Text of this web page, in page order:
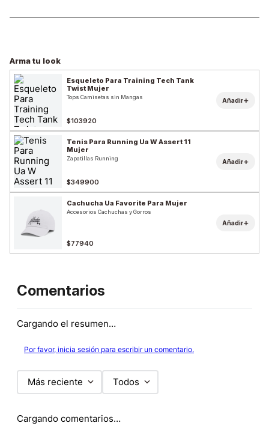
Arma tu look
Esqueleto Para Training Tech Tank
Twist Mujer
Tops Camisetas sin Mangas
$103920
Añadir+
Tenis Para Running Ua W Assert 11
Mujer
Zapatillas Running
$349900
Añadir+
Cachucha Ua Favorite Para Mujer
Accesorios Cachuchas y Gorros
$77940
Añadir+
Comentarios
Cargando el resumen…
Por favor, inicia sesión para escribir un comentario.
Más reciente Todos
Cargando comentarios…